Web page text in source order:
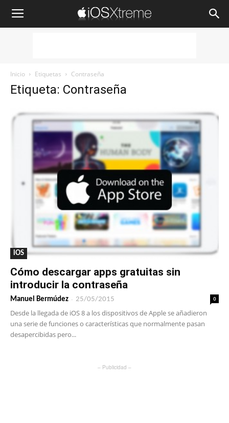
iOSXtreme
Inicio Etiquetas Contraseña
Etiqueta: Contraseña
iOS
Cómo descargar apps gratuitas sin
introducir la contraseña
Manuel Bermúdez - 25/05/2015 0
Desde la llegada de iOS 8 a los dispositivos de Apple se añadieron
una serie de funciones o características que normalmente pasan
desapercibidas pero...
– Publicidad –